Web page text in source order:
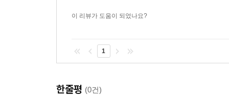
이 리뷰가 도움이 되었나요?
1
한줄평 (0건)